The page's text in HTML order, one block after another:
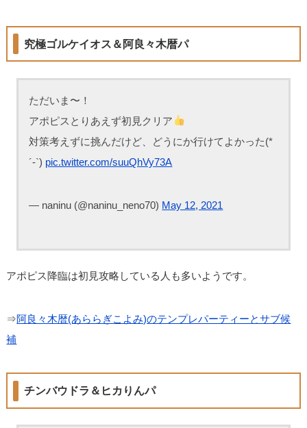
究極ゴルケイオス＆阿良々木暦パ
ただいま〜！
アポピスとりあえず初見クリア
対策考えずに挑んだけど、どうにか行けてよかった(*
´-`) pic.twitter.com/suuQhVy73A
— naninu (@naninu_neno70) May 12, 2021
アポピス降臨は初見攻略している人も多いようです。
⇒阿良々木暦(あららぎこよみ)のテンプレパーティーとサブ候
補
チンバウドラ＆ヒカりんパ